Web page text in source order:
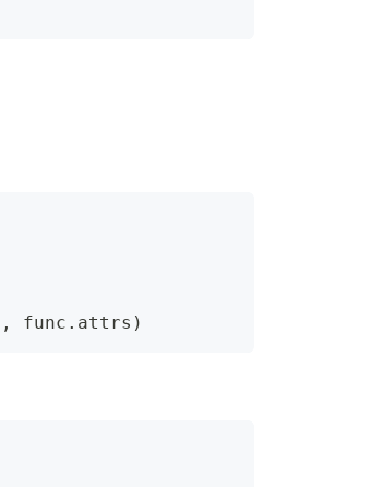
, func . attrs )